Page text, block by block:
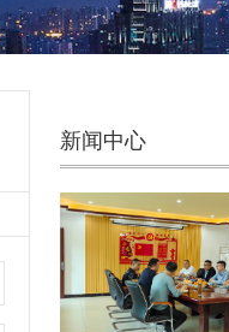
新闻中心